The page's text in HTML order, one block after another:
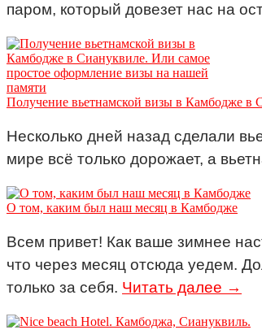
паром, который довезет нас на
Получение вьетнамской визы в Камбодже в
Несколько дней назад сделали
мире всё только дорожает, а
О том, каким был наш месяц в Камбодже
Всем привет! Как ваше зимнее
что через месяц отсюда уедем.
только за себя. Читать далее →